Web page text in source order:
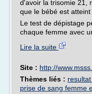
d'avoir la trisomie 21,
que le bébé est
Le test de dépistage
chaque femme avec
Lire la suite
Site : http://
Thèmes liés :
prise de sang femme